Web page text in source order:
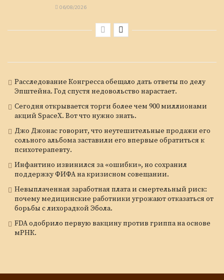
06/08/2026
Расследование Конгресса обещало дать ответы по делу
Эпштейна. Год спустя недовольство нарастает.
Сегодня открывается торги более чем 900 миллионами
акций SpaceX. Вот что нужно знать.
Джо Джонас говорит, что неутешительные продажи его
сольного альбома заставили его впервые обратиться к
психотерапевту.
Инфантино извинился за «ошибки», но сохранил
поддержку ФИФА на кризисном совещании.
Невыплаченная заработная плата и смертельный риск:
почему медицинские работники угрожают отказаться от
борьбы с лихорадкой Эбола.
FDA одобрило первую вакцину против гриппа на основе
мРНК.